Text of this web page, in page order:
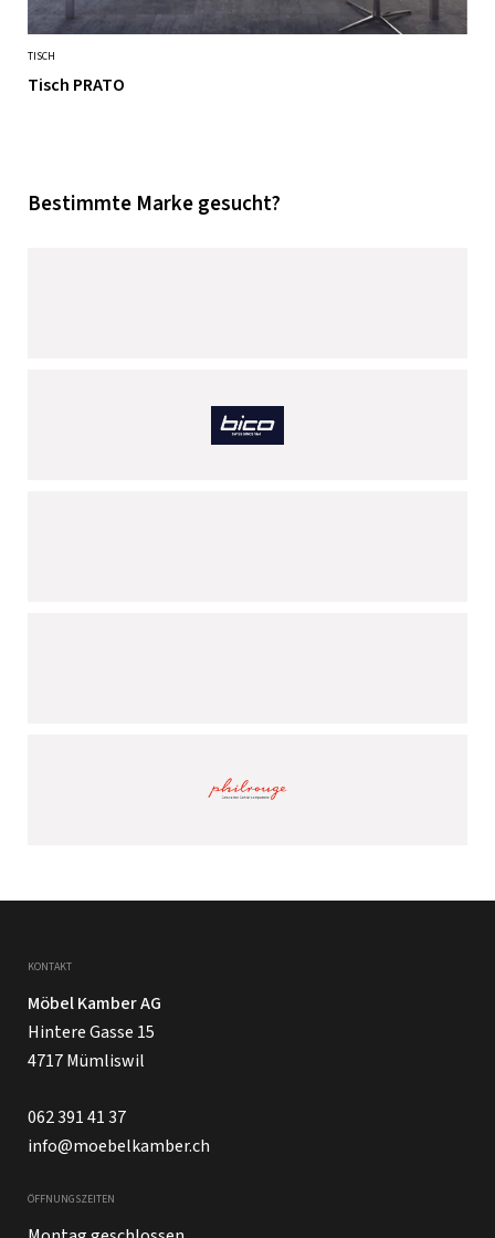
TISCH
Tisch PRATO
Bestimmte Marke gesucht?
KONTAKT
Möbel Kamber AG
Hintere Gasse 15
4717 Mümliswil
062 391 41 37
info@moebelkamber.ch
ÖFFNUNGSZEITEN